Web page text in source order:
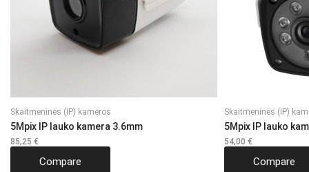
Skaitmeninės (IP) kameros
5Mpix IP lauko kamera 3.6mm
85,25 €
Compare
Skaitmeninės (IP)
5Mpix IP lauko
54,00 €
Compare